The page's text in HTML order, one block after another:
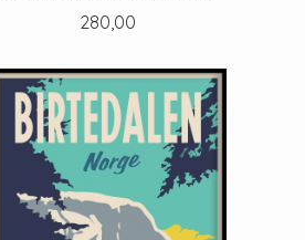
Pris
280,00
LES MER